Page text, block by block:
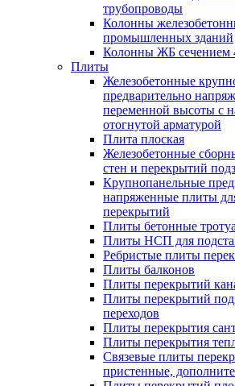
трубопроводы
Колонны
промышленных зданий
Колонны ЖБ сечением
Плиты
Железобетонные
предварительно
переменной высоты с
отогнутой арматурой
Плита плоская
Железобетонные
стен и перекрытий
Крупнопанельные
напряженные плиты
перекрытий
Плиты бетонные
Плиты НСП для
Ребристые плиты
Плиты балконов
Плиты перекрытий
Плиты перекрытий
переходов
Плиты перекрытия
Плиты перекрытия
Связевые плиты
пристенные,